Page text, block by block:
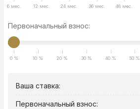
6 мес. 12 мес. 24 мес. 36 мес. 48 мес.
Первоначальный взнос:
0 % 10 % 20 % 30 % 40 % 50 %
Ваша ставка:
Первоначальный взнос: